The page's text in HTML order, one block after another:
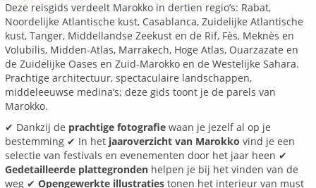
Deze reisgids verdeelt Marokko in dertien regio’s: Rabat,
Noordelijke Atlantische kust, Casablanca, Zuidelijke Atlantische
kust, Tanger, Middellandse Zeekust en de Rif, Fès, Meknès en
Volubilis, Midden-Atlas, Marrakech, Hoge Atlas, Ouarzazate en
de Zuidelijke Oases en Zuid-Marokko en de Westelijke Sahara.
Prachtige architectuur, spectaculaire landschappen,
middeleeuwse medina’s; deze gids toont je de parels van
Marokko.
✔ Dankzij de prachtige fotografie waan je jezelf al op je
bestemming ✔ In het jaaroverzicht van Marokko vind je een
selectie van festivals en evenementen door het jaar heen ✔
Gedetailleerde plattegronden helpen je bij het vinden van de
weg ✔ Opengewerkte illustraties tonen het interieur van must